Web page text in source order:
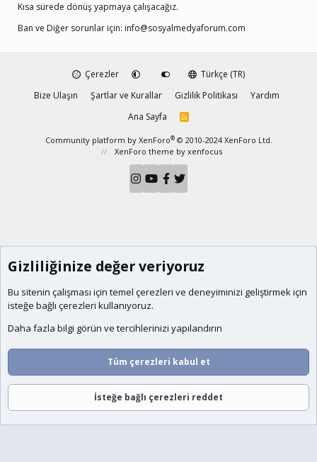
Kısa sürede dönüş yapmaya çalışacağız.
Ban ve Diğer sorunlar için: info@sosyalmedyaforum.com
Çerezler
Türkçe (TR)
Bize Ulaşın
Şartlar ve Kurallar Gizlilik Politikası
Yardım
Ana Sayfa
R
Community platform by XenForo® © 2010-2024 XenForo Ltd.
XenForo theme by xenfocus
Gizliliğinize değer veriyoruz
Bu sitenin çalışması için temel çerezleri ve deneyiminizi geliştirmek için
isteğe bağlı çerezleri kullanıyoruz.
Daha fazla bilgi görün ve tercihlerinizi yapılandırın
Tüm çerezleri kabul et
İsteğe bağlı çerezleri reddet